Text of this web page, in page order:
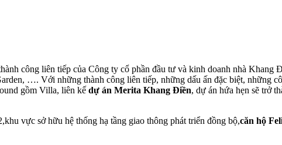
công liên tiếp của Công ty cổ phần đầu tư và kinh doanh nhà Khang
…. Với những thành công liên tiếp, những dấu ấn đặc biệt, những
gồm Villa, liên kế dự án Merita Khang Điền, dự án hứa hẹn sẽ trở
vực sở hữu hệ thống hạ tầng giao thông phát triển đồng bộ,căn hộ